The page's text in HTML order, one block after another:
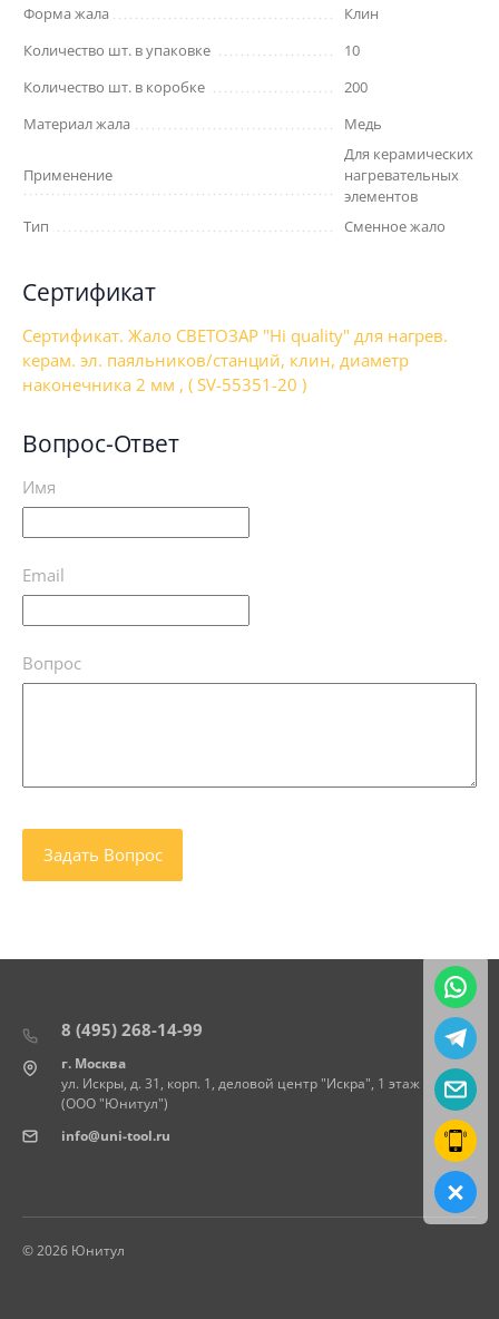
Форма жала
Клин
Количество шт. в упаковке
10
Количество шт. в коробке
200
Материал жала
Медь
Применение
Для керамических
нагревательных
элементов
Тип
Сменное жало
Сертификат
Сертификат. Жало СВЕТОЗАР "Hi quality" для нагрев.
керам. эл. паяльников/станций, клин, диаметр
наконечника 2 мм , ( SV-55351-20 )
Вопрос-Ответ
Имя
Email
Вопрос
8 (495) 268-14-99
г. Москва
ул. Искры, д. 31, корп. 1, деловой центр "Искра", 1 этаж
(ООО "Юнитул")
info@uni-tool.ru
© 2026 Юнитул